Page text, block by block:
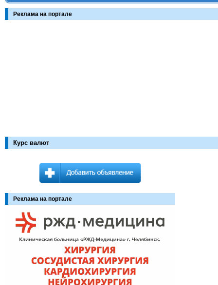
Реклама на портале
Курс валют
Реклама на портале